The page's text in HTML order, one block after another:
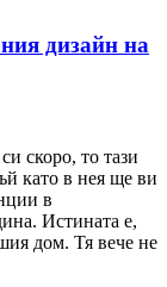
дизайн на
скоро, то тази
като в нея ще ви
в
Истината е,
дом. Тя вече не